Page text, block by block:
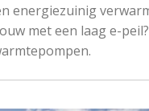
energiezuinig
met een laag e-